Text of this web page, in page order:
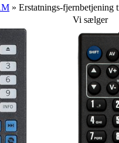
» Erstatnings-fjernbetjening
Vi sælger